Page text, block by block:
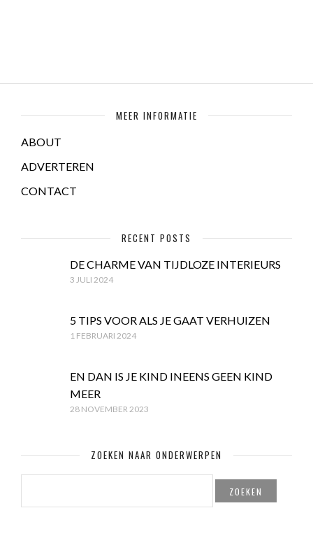
MEER INFORMATIE
ABOUT
ADVERTEREN
CONTACT
RECENT POSTS
DE CHARME VAN TIJDLOZE INTERIEURS
3 JULI 2024
5 TIPS VOOR ALS JE GAAT VERHUIZEN
1 FEBRUARI 2024
EN DAN IS JE KIND INEENS GEEN KIND
MEER
28 NOVEMBER 2023
ZOEKEN NAAR ONDERWERPEN
ZOEKEN